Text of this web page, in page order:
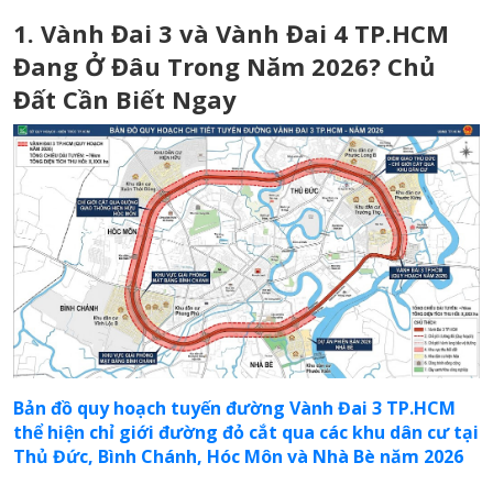
1. Vành Đai 3 và Vành Đai 4 TP.HCM
Đang Ở Đâu Trong Năm 2026? Chủ
Đất Cần Biết Ngay
Bản đồ quy hoạch tuyến đường Vành Đai 3 TP.HCM
thể hiện chỉ giới đường đỏ cắt qua các khu dân cư tại
Thủ Đức, Bình Chánh, Hóc Môn và Nhà Bè năm 2026